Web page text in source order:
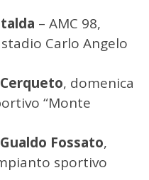
– AMC 98,
Carlo Angelo
Cerqueto, domenica
“Monte
Fossato,
sportivo